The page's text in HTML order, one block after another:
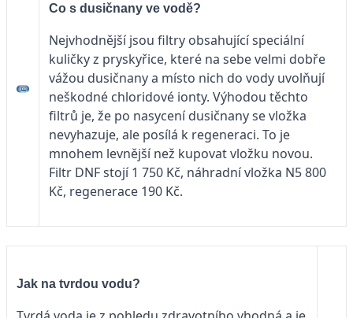
Co s dusičnany ve vodě?
Nejvhodnější jsou filtry obsahující speciální
kuličky z pryskyřice, které na sebe velmi dobře
vážou dusičnany a místo nich do vody uvolňují
neškodné chloridové ionty. Výhodou těchto
filtrů je, že po nasycení dusičnany se vložka
nevyhazuje, ale posílá k regeneraci. To je
mnohem levnější než kupovat vložku novou.
Filtr DNF stojí 1 750 Kč, náhradní vložka N5 800
Kč, regenerace 190 Kč.
Jak na tvrdou vodu?